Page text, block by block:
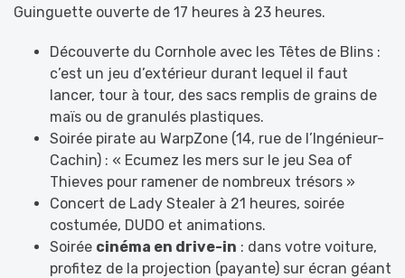
Guinguette ouverte de 17 heures à 23 heures.
Découverte du Cornhole avec les Têtes de Blins :
c’est un jeu d’extérieur durant lequel il faut
lancer, tour à tour, des sacs remplis de grains de
maïs ou de granulés plastiques.
Soirée pirate au WarpZone (14, rue de l’Ingénieur-
Cachin) : « Ecumez les mers sur le jeu Sea of
Thieves pour ramener de nombreux trésors »
Concert de Lady Stealer à 21 heures, soirée
costumée, DUDO et animations.
Soirée cinéma en drive-in : dans votre voiture,
profitez de la projection (payante) sur écran géant